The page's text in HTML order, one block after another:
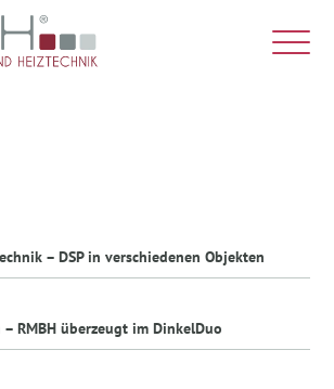
– DSP in verschiedenen Objekten
RMBH überzeugt im DinkelDuo